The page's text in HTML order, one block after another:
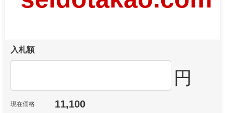
入札額
円
現在価格 11,100